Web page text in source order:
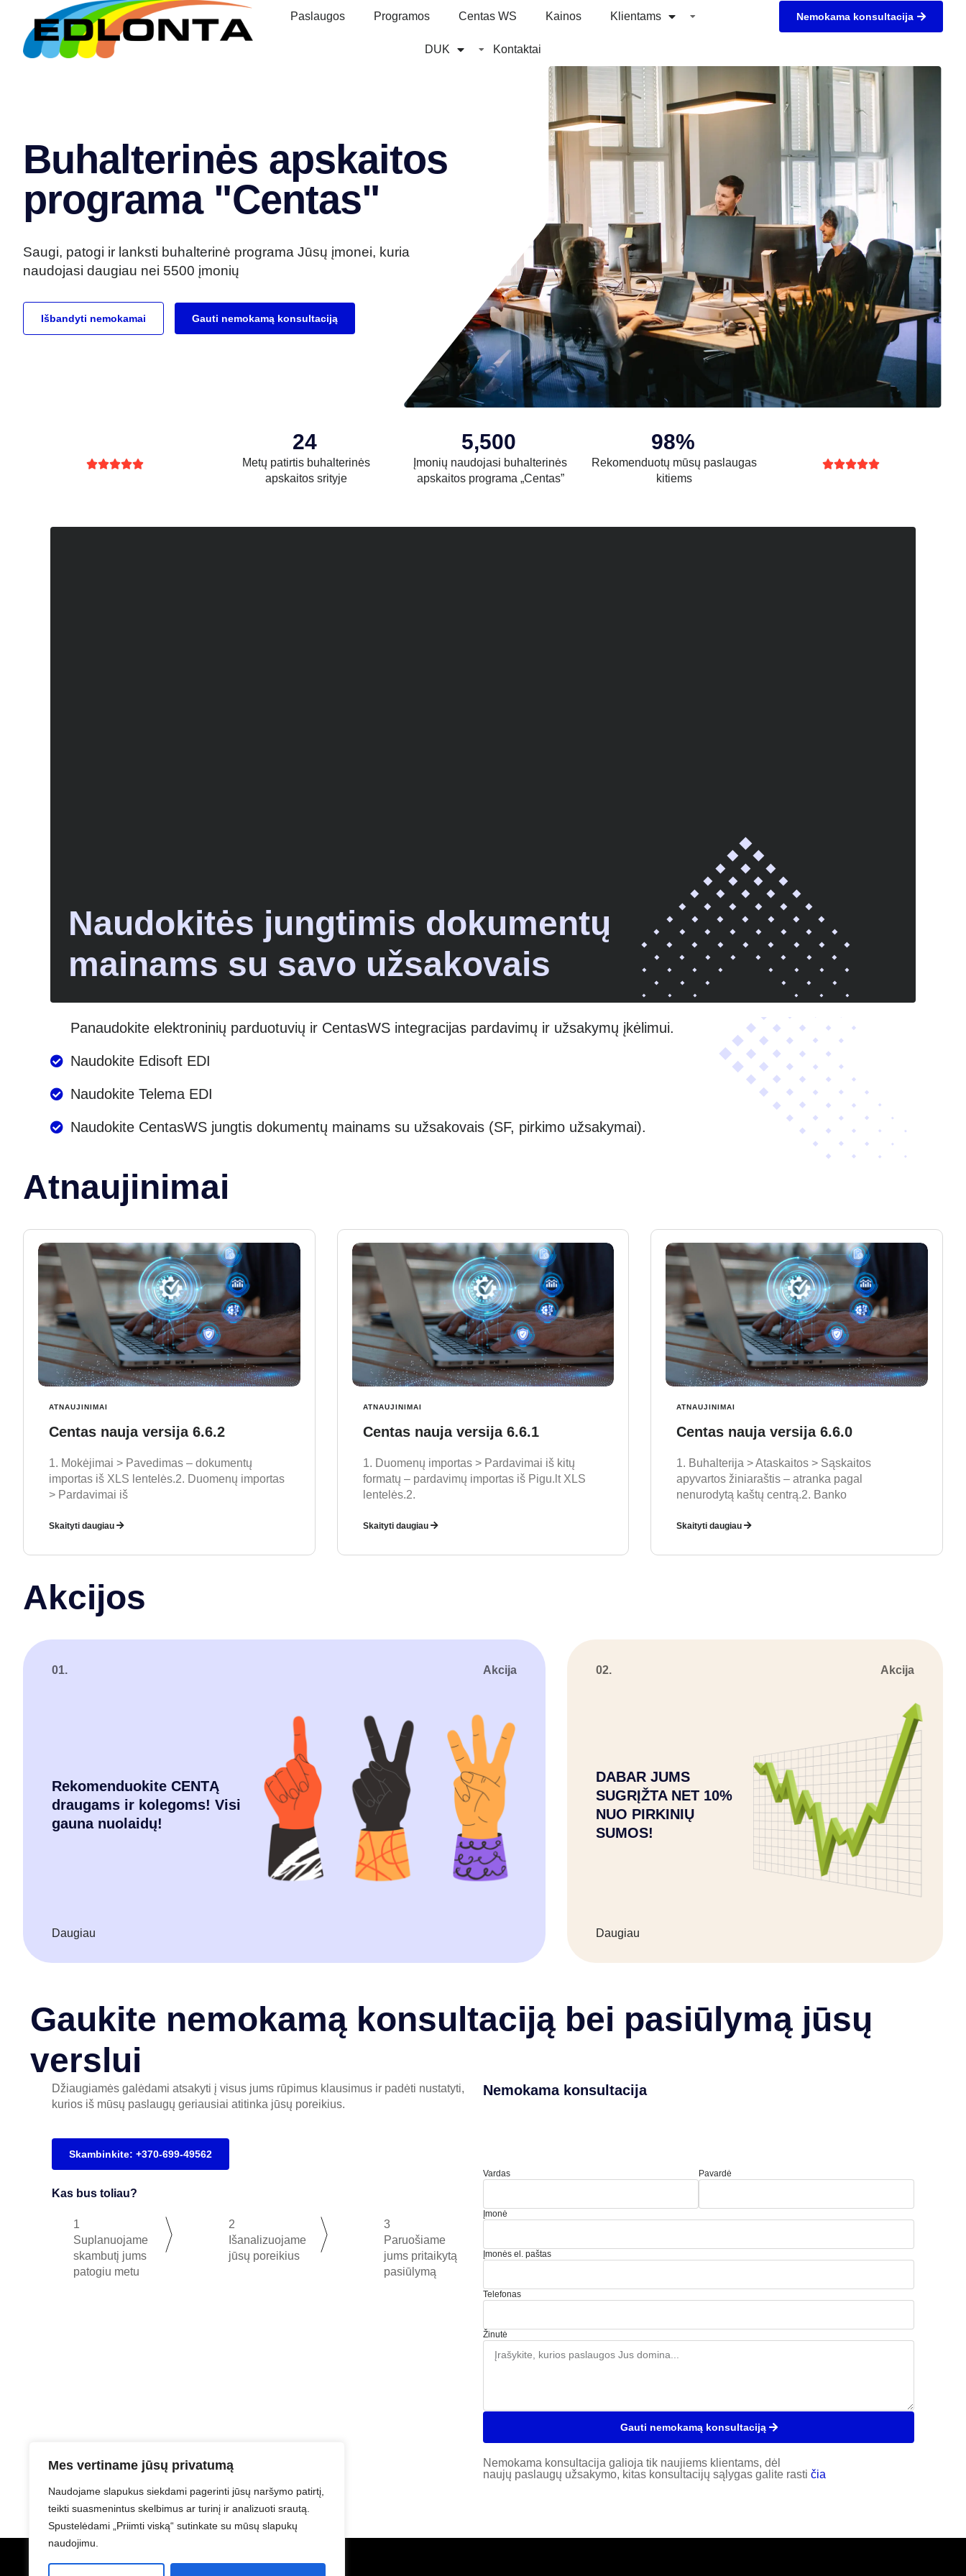
Mes vertiname jūsų privatumą
Naudojame slapukus siekdami pagerinti jūsų naršymo patirtį,
teikti suasmenintus skelbimus ar turinį ir analizuoti srautą.
Spustelėdami „Priimti viską“ sutinkate su mūsų slapukų
naudojimu.
Paslaugos Programos Centas WS Kainos Klientams
DUK Kontaktai
Nemokama konsultacija
Buhalterinės apskaitos
programa "Centas"
Saugi, patogi ir lanksti buhalterinė programa Jūsų įmonei, kuria
naudojasi daugiau nei 5500 įmonių
Išbandyti nemokamai Gauti nemokamą konsultaciją

24
Metų patirtis buhalterinės
apskaitos srityje
5,500
Įmonių naudojasi buhalterinės
apskaitos programa „Centas”
98%
Rekomenduotų mūsų paslaugas
kitiems

Naudokitės jungtimis dokumentų
mainams su savo užsakovais
Panaudokite elektroninių parduotuvių ir CentasWS integracijas pardavimų ir užsakymų įkėlimui.
Naudokite Edisoft EDI
Naudokite Telema EDI
Naudokite CentasWS jungtis dokumentų mainams su užsakovais (SF, pirkimo užsakymai).
Atnaujinimai
ATNAUJINIMAI
Centas nauja versija 6.6.2
1. Mokėjimai > Pavedimas – dokumentų
importas iš XLS lentelės.2. Duomenų importas
> Pardavimai iš
Skaityti daugiau
ATNAUJINIMAI
Centas nauja versija 6.6.1
1. Duomenų importas > Pardavimai iš kitų
formatų – pardavimų importas iš Pigu.lt XLS
lentelės.2.
Skaityti daugiau
ATNAUJINIMAI
Centas nauja versija 6.6.0
1. Buhalterija > Ataskaitos > Sąskaitos
apyvartos žiniaraštis – atranka pagal
nenurodytą kaštų centrą.2. Banko
Skaityti daugiau
Akcijos
01. Akcija
Rekomenduokite CENTĄ
draugams ir kolegoms! Visi
gauna nuolaidų!
Daugiau
02. Akcija
DABAR JUMS
SUGRĮŽTA NET 10%
NUO PIRKINIŲ
SUMOS!
Daugiau
Gaukite nemokamą konsultaciją bei pasiūlymą jūsų
verslui
Džiaugiamės galėdami atsakyti į visus jums rūpimus klausimus ir padėti nustatyti,
kurios iš mūsų paslaugų geriausiai atitinka jūsų poreikius.
Skambinkite: +370-699-49562
Kas bus toliau?
1
Suplanuojame
skambutį jums
patogiu metu
2
Išanalizuojame
jūsų poreikius
3
Paruošiame
jums pritaikytą
pasiūlymą
Nemokama konsultacija
Vardas Pavardė
Įmonė
Įmonės el. paštas
Telefonas
Žinutė
Gauti nemokamą konsultaciją
Nemokama konsultacija galioja tik naujiems klientams, dėl
naujų paslaugų užsakymo, kitas konsultacijų sąlygas galite rasti čia